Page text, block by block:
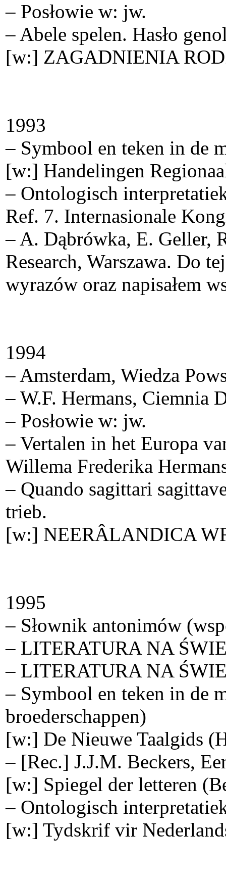
– Posłowie w: jw.
– Abele spelen. Hasło
[w:] ZAGADNIENIA
1993
– Symbool en teken in de
[w:] Handelingen
– Ontologisch
Ref. 7. Internasionale
– A. Dąbrówka, E. Geller,
Research, Warszawa. Do
wyrazów oraz napisałem
1994
– Amsterdam, Wiedza
– W.F. Hermans, Ciemnia
– Posłowie w: jw.
– Vertalen in het Europa
Willema Frederika
– Quando sagittari
trieb.
[w:] NEERÂ­LANDICA
1995
– Słownik antonimów
– LITERATURA NA
– LITERATURA NA
– Symbool en teken in de
broederschappen)
[w:] De Nieuwe Taalgids
– [Rec.] J.J.M. Beckers,
[w:] Spiegel der letteren
– Ontologisch
[w:] Tydskrif vir